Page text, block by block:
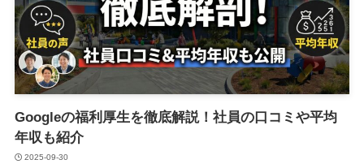
Googleの福利厚生を徹底解説！社員の口コミや平均
年収も紹介
2025-09-30